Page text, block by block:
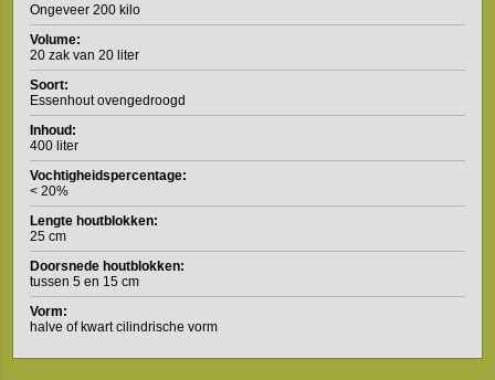
Ongeveer 200 kilo
Volume:
20 zak van 20 liter
Soort:
Essenhout ovengedroogd
Inhoud:
400 liter
Vochtigheidspercentage:
< 20%
Lengte houtblokken:
25 cm
Doorsnede houtblokken:
tussen 5 en 15 cm
Vorm:
halve of kwart cilindrische vorm